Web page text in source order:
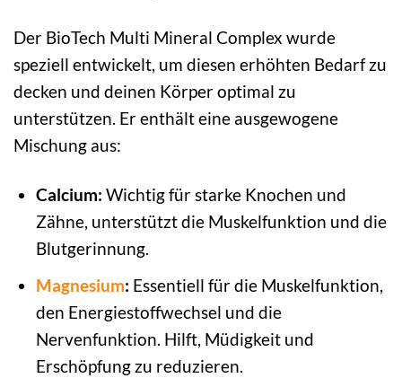
Der BioTech Multi Mineral Complex wurde
speziell entwickelt, um diesen erhöhten Bedarf zu
decken und deinen Körper optimal zu
unterstützen. Er enthält eine ausgewogene
Mischung aus:
Calcium: Wichtig für starke Knochen und
Zähne, unterstützt die Muskelfunktion und die
Blutgerinnung.
Magnesium: Essentiell für die Muskelfunktion,
den Energiestoffwechsel und die
Nervenfunktion. Hilft, Müdigkeit und
Erschöpfung zu reduzieren.